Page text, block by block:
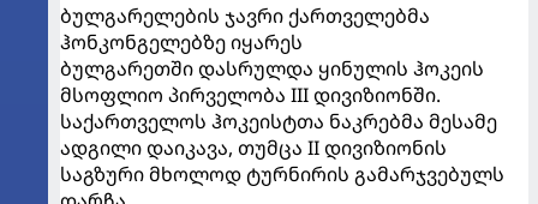
ბულგარელების ჯავრი ქართველებმა
ჰონკონგელებზე იყარეს
ბულგარეთში დასრულდა ყინულის ჰოკეის
მსოფლიო პირველობა III დივიზიონში.
საქართველოს ჰოკეისტთა ნაკრებმა მესამე
ადგილი დაიკავა, თუმცა II დივიზიონის
საგზური მხოლოდ ტურნირის გამარჯვებულს